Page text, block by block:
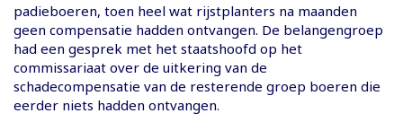
padieboeren, toen heel wat rijstplanters na maanden
geen compensatie hadden ontvangen. De belangengroep
had een gesprek met het staatshoofd op het
commissariaat over de uitkering van de
schadecompensatie van de resterende groep boeren die
eerder niets hadden ontvangen.